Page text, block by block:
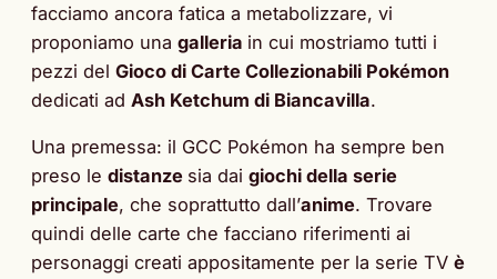
facciamo ancora fatica a metabolizzare, vi
proponiamo una galleria in cui mostriamo tutti i
pezzi del Gioco di Carte Collezionabili Pokémon
dedicati ad Ash Ketchum di Biancavilla.
Una premessa: il GCC Pokémon ha sempre ben
preso le distanze sia dai giochi della serie
principale, che soprattutto dall’anime. Trovare
quindi delle carte che facciano riferimenti ai
personaggi creati appositamente per la serie TV è